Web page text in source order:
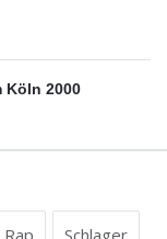
Köln 2000
Rap Schlager